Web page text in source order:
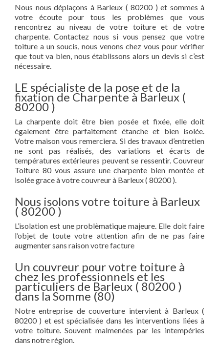
Nous nous déplaçons à Barleux ( 80200 ) et sommes à
votre écoute pour tous les problèmes que vous
rencontrez au niveau de votre toiture et de votre
charpente. Contactez nous si vous pensez que votre
toiture a un soucis, nous venons chez vous pour vérifier
que tout va bien, nous établissons alors un devis si c’est
nécessaire.
LE spécialiste de la pose et de la
fixation de Charpente à Barleux (
80200 )
La charpente doit être bien posée et fixée, elle doit
également être parfaitement étanche et bien isolée.
Votre maison vous remerciera. Si des travaux d’entretien
ne sont pas réalisés, des variations et écarts de
températures extérieures peuvent se ressentir. Couvreur
Toiture 80 vous assure une charpente bien montée et
isolée grace à votre couvreur à Barleux ( 80200 ).
Nous isolons votre toiture à Barleux
( 80200 )
L’isolation est une problèmatique majeure. Elle doit faire
l’objet de toute votre attention afin de ne pas faire
augmenter sans raison votre facture
Un couvreur pour votre toiture à
chez les professionnels et les
particuliers de Barleux ( 80200 )
dans la Somme (80)
Notre entreprise de couverture intervient à Barleux (
80200 ) et est spécialisée dans les interventions liées à
votre toiture. Souvent malmenées par les intempéries
dans notre région.